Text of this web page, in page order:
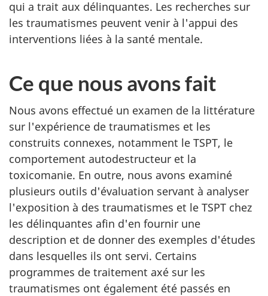
qui a trait aux délinquantes. Les recherches sur
les traumatismes peuvent venir à l'appui des
interventions liées à la santé mentale.
Ce que nous avons fait
Nous avons effectué un examen de la littérature
sur l'expérience de traumatismes et les
construits connexes, notamment le TSPT, le
comportement autodestructeur et la
toxicomanie. En outre, nous avons examiné
plusieurs outils d'évaluation servant à analyser
l'exposition à des traumatismes et le TSPT chez
les délinquantes afin d'en fournir une
description et de donner des exemples d'études
dans lesquelles ils ont servi. Certains
programmes de traitement axé sur les
traumatismes ont également été passés en